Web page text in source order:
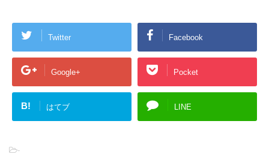
Twitter Facebook
Google+ Pocket
B! はてブ LINE
-